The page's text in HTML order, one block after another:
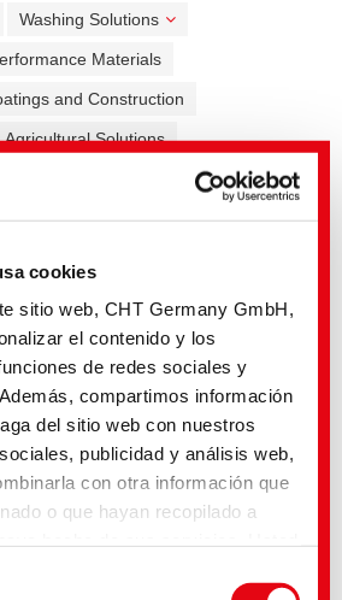
cookies
sitio web, CHT Germany GmbH,
el contenido y los
de redes sociales y
compartimos información
del sitio web con nuestros
publicidad y análisis web,
con otra información que
o que hayan recopilado a
Washing Solutions
Materials
and Construction
Agricultural Solutions
Producer Release Agents
Lengua
Report |